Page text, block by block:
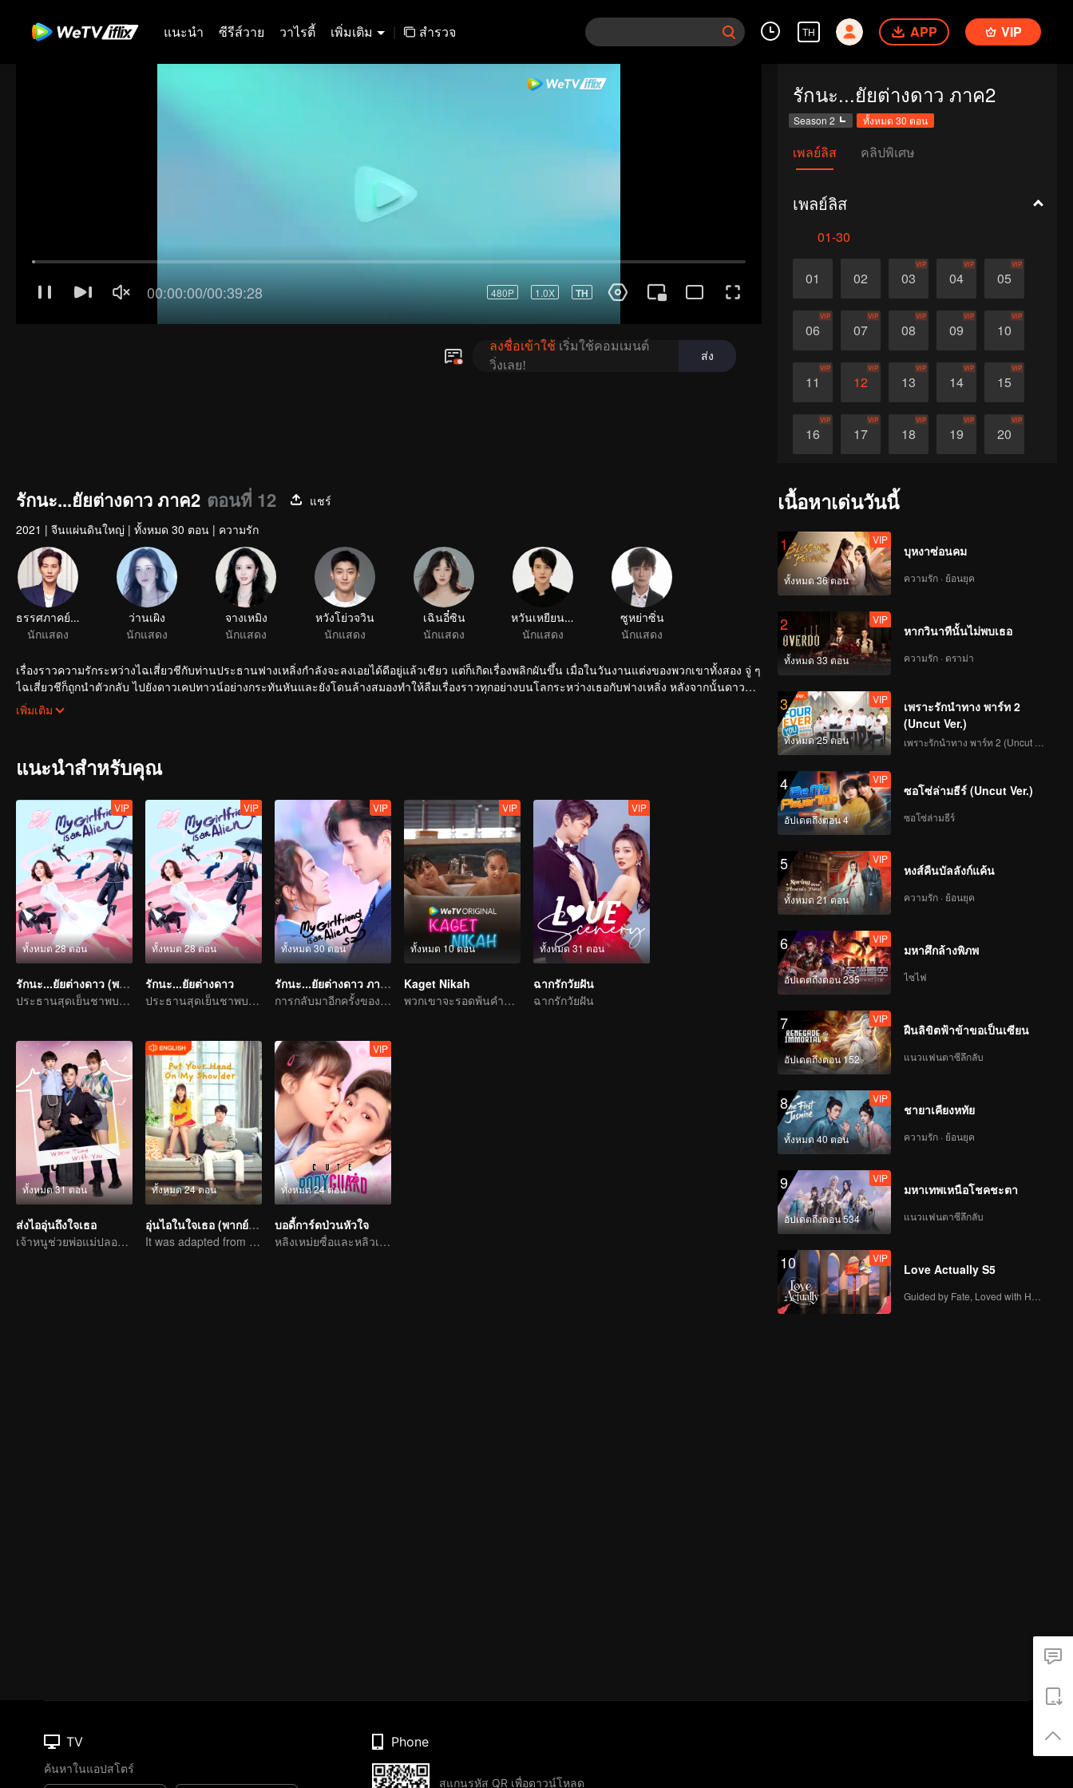
แนะนำ ซีรีส์วาย วาไรตี้ เพิ่มเติม | สำรวจ TH APP VIP
รักนะ...ยัยต่างดาว ภาค2
Season 2 ทั้งหมด 30 ตอน
เพลย์ลิส คลิปพิเศษ
เพลย์ลิส
01-30
01 02 03
VIP
04
VIP
05
VIP
06
VIP
07
VIP
08
VIP
09
VIP
10
VIP
11
VIP
12
VIP
13
VIP
14
VIP
15
VIP
16
VIP
17
VIP
18
VIP
19
VIP
20
VIP
26 27
รักนะ...ยัยต่างดาว ภาค2 ตอนที่ 12
แชร์
2021 | จีนแผ่นดินใหญ่ | ทั้งหมด 30 ตอน | ความรัก
ธรรศภาคย์ ชี
นักแสดง
ว่านเผิง
นักแสดง
จางเหมิง
นักแสดง
หวังโย่วจวิน
นักแสดง
เฉินอี๋ซิน
นักแสดง
หวันเหยียนลั่วหรง
นักแสดง
ซูหย่าซิ่น
นักแสดง
เรื่องราวความรักระหว่างไฉเสี่ยวชีกับท่านประธานฟางเหลิ่งกำลังจะลงเอยได้ดีอยู่แล้วเชียว แต่ก็เกิดเรื่องพลิกผันขึ้น เมื่อในวันงานแต่งของพวกเขาทั้งสอง จู่ ๆ
ไฉเสี่ยวชีก็ถูกนำตัวกลับ ไปยังดาวเคปทาวน์อย่างกระทันหันและยังโดนล้างสมองทำให้ลืมเรื่องราวทุกอย่างบนโลกระหว่างเธอกับฟางเหลิ่ง หลังจากนั้นดาว
เคปทาวน์ได้ส่งเธอกลับมายังโลกอีกครั้งเพื่อทำภารกิจลับ เรื่องราวระหว่างไฉเสี่ยวชีกับฟางเหลิ่งจึงได้เริ่มต้นใหม่อีกครั้ง...
เพิ่มเติม
แนะนำสำหรับคุณ
ทั้งหมด 28 ตอน
VIP
รักนะ...ยัยต่างดาว (พากย์อังกฤษ)
ประธานสุดเย็นชาพบกับสาวน้อยจากต่างดวงดาว
ทั้งหมด 28 ตอน
VIP
รักนะ...ยัยต่างดาว
ประธานสุดเย็นชาพบกับสาวน้อยจากต่างดวงดาว
ทั้งหมด 30 ตอน
VIP
รักนะ...ยัยต่างดาว ภาค2
การกลับมาอีกครั้งของยัยต่างดาว
ทั้งหมด 10 ตอน
VIP
Kaget Nikah
พวกเขาจะรอดพ้นคำขาดการแต่งงานได้หรือไม่?
ทั้งหมด 31 ตอน
VIP
ฉากรักวัยฝัน
ฉากรักวัยฝัน
ทั้งหมด 31 ตอน
ส่งไออุ่นถึงใจเธอ
เจ้าหนูช่วยพ่อแม่ปลอม ๆ แกล้งหลอกแต่รักจริง
ทั้งหมด 24 ตอน
อุ่นไอในใจเธอ (พากย์อังกฤษ)
It was adapted from the same series of novels as "A Love so Beautiful"
ทั้งหมด 24 ตอน
VIP
บอดี้การ์ดป่วนหัวใจ
หลิงเหม่ยซื่อและหลิวเท่อแสดงเรื่องราวความรักสุดหวาน
เนื้อหาเด่นวันนี้
1
ทั้งหมด 36 ตอน
VIP
บุหงาซ่อนคม
ความรัก · ย้อนยุค
2
ทั้งหมด 33 ตอน
VIP
หากวินาทีนั้นไม่พบเธอ
ความรัก · ดราม่า
3
ทั้งหมด 25 ตอน
VIP
เพราะรักนำทาง พาร์ท 2
(Uncut Ver.)
4
อัปเดตถึงตอน 4
VIP
ซอโซ่ล่ามธีร์ (Uncut Ver.)
ซอโซ่ล่ามธีร์
5
ทั้งหมด 21 ตอน
VIP
หงส์คืนบัลลังก์แค้น
ความรัก · ย้อนยุค
6
อัปเดตถึงตอน 235
VIP
มหาศึกล้างพิภพ
ไซไฟ
7
อัปเดตถึงตอน 152
VIP
ฝืนลิขิตฟ้าข้าขอเป็นเซียน
แนวแฟนตาซีลึกลับ
8
ทั้งหมด 40 ตอน
VIP
ชายาเคียงหทัย
ความรัก · ย้อนยุค
9
อัปเดตถึงตอน 534
VIP
มหาเทพเหนือโชคชะตา
แนวแฟนตาซีลึกลับ
10 VIP
Love Actually S5
TV
ค้นหาในแอปสโตร์
Phone
สแกนรหัส QR เพื่อดาวน์โหลด